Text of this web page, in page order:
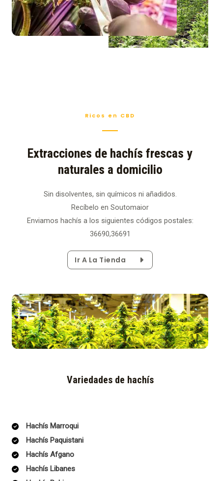
Ricos en CBD
Extracciones de hachís frescas y
naturales a domicilio
Sin disolventes, sin químicos ni añadidos.
Recíbelo en Soutomaior
Enviamos hachís a los siguientes códigos postales:
36690,36691
Ir A La Tienda
Variedades de hachís
Hachís Marroqui
Hachís Paquistani
Hachís Afgano
Hachís Libanes